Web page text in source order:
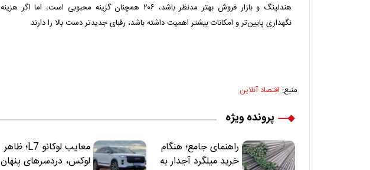
هندلینگ و بازار فروش بهتر مدنظر باشد، ۲۰۶ همچنان گزینه محبوبی است، اما اگر هزینه
نگهداری پایین‌تر و امکانات بیشتر اهمیت داشته باشد، رقبای جدیدتر دست بالا را دارند
منبع: اقتصاد آنلاین
پرونده ویژه
راهنمای جامع؛ هنگام
خرید میلگرد آجدار به
معایب لوکانو L7؛ ظاهر
لوکس، دردسرهای پنهان